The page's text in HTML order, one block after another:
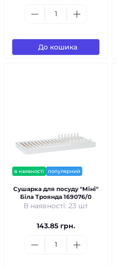
До кошика
в наявності популярний
Сушарка для посуду "Міні"
Біла Троянда 169076/0
В наявності: 23 шт
143.85 грн.